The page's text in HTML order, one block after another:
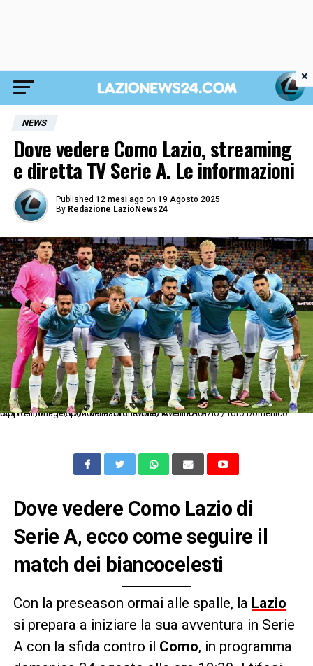
NEWS
Dove vedere Como Lazio, streaming
e diretta TV Serie A. Le informazioni
Published 12 mesi ago on 19 Agosto 2025
By Redazione LazioNews24
Dc Frosinone 26/07/2025 - amichevole / Avellino-Lazio / foto Domenico Cippitelli/Image Sport nella foto: formazione Lazio
Dove vedere Como Lazio di
Serie A, ecco come seguire il
match dei biancocelesti
Con la preseason ormai alle spalle, la Lazio
si prepara a iniziare la sua avventura in Serie
A con la sfida contro il Como, in programma
×